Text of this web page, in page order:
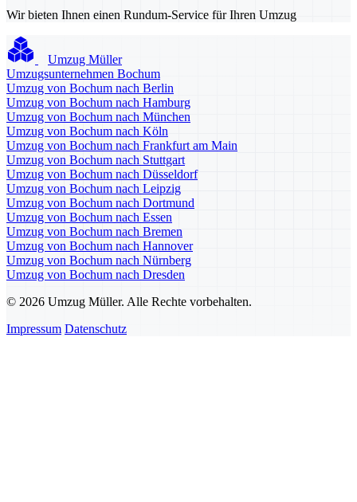
Wir bieten Ihnen einen Rundum-Service für Ihren Umzug
Umzug Müller
Umzugsunternehmen Bochum
Umzug von Bochum nach Berlin
Umzug von Bochum nach Hamburg
Umzug von Bochum nach München
Umzug von Bochum nach Köln
Umzug von Bochum nach Frankfurt am Main
Umzug von Bochum nach Stuttgart
Umzug von Bochum nach Düsseldorf
Umzug von Bochum nach Leipzig
Umzug von Bochum nach Dortmund
Umzug von Bochum nach Essen
Umzug von Bochum nach Bremen
Umzug von Bochum nach Hannover
Umzug von Bochum nach Nürnberg
Umzug von Bochum nach Dresden
© 2026 Umzug Müller. Alle Rechte vorbehalten.
Impressum Datenschutz